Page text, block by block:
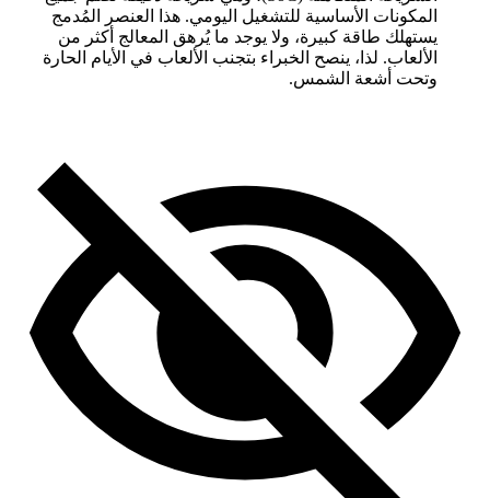
المكونات الأساسية للتشغيل اليومي. هذا العنصر
المُدمج
يستهلك طاقة كبيرة، ولا يوجد ما يُرهق المعالج أكثر
من
الألعاب. لذا، ينصح الخبراء بتجنب الألعاب في الأيام الحارة
وتحت أشعة الشمس.